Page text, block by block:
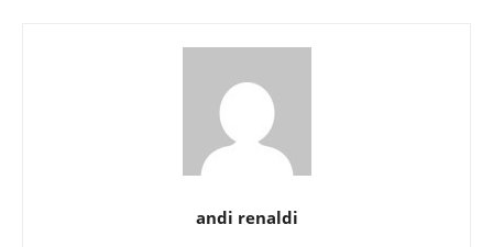
andi renaldi